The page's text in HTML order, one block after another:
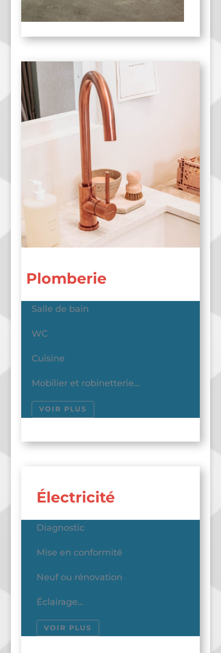
Plomberie
Salle de bain
WC
Cuisine
Mobilier et robinetterie...
VOIR PLUS
Électricité
Diagnostic
Mise en conformité
Neuf ou rénovation
Éclairage...
VOIR PLUS